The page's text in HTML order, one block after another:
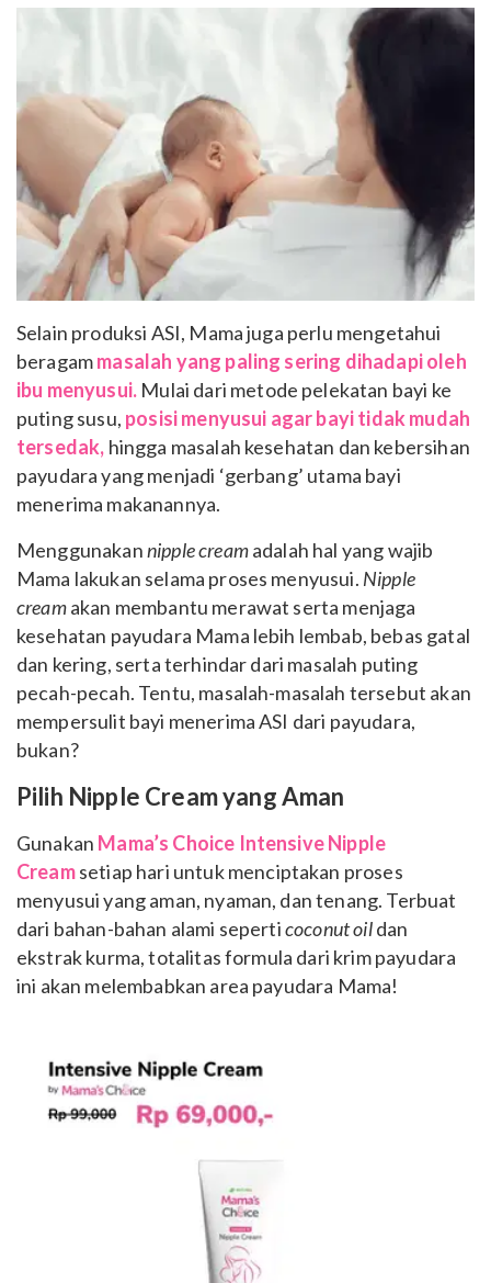
Selain produksi ASI, Mama juga perlu mengetahui
beragammasalah yang paling sering dihadapi oleh
ibu menyusui. Mulai dari metode pelekatan bayi ke
puting susu, posisi menyusui agar bayi tidak mudah
tersedak, hingga masalah kesehatan dan kebersihan
payudara yang menjadi ‘gerbang’ utama bayi
menerima makanannya.
Menggunakannipple creamadalah hal yang wajib
Mama lakukan selama proses menyusui. Nipple
creamakan membantu merawat serta menjaga
kesehatan payudara Mama lebih lembab, bebas gatal
dan kering, serta terhindar dari masalah puting
pecah-pecah. Tentu, masalah-masalah tersebut akan
mempersulit bayi menerima ASI dari payudara,
bukan?
Pilih Nipple Cream yang Aman
Gunakan Mama’s Choice Intensive Nipple
Creamsetiap hari untuk menciptakan proses
menyusui yang aman, nyaman, dan tenang. Terbuat
dari bahan-bahan alami seperticoconut oildan
ekstrak kurma, totalitas formula dari krim payudara
ini akan melembabkan area payudara Mama!